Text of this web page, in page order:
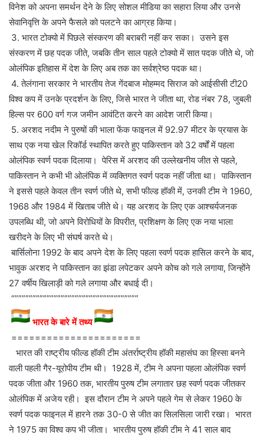
विनेश को अपना समर्थन देने के लिए सोशल मीडिया का सहारा लिया और उनसे
सेवानिवृत्ति के अपने फैसले को पलटने का आग्रह किया।
3. भारत टोक्यो में पिछले संस्करण की बराबरी नहीं कर सका। उसने इस
संस्करण में छह पदक जीते, जबकि तीन साल पहले टोक्यो में सात पदक जीते थे, जो
ओलंपिक इतिहास में देश के लिए अब तक का सर्वश्रेष्ठ पदक था।
4. तेलंगाना सरकार ने भारतीय तेज गेंदबाज मोहम्मद सिराज को आईसीसी टी20
विश्व कप में उनके प्रदर्शन के लिए, जिसे भारत ने जीता था, रोड नंबर 78, जुबली
हिल्स पर 600 वर्ग गज जमीन आवंटित करने का आदेश जारी किया।
5. अरशद नदीम ने पुरुषों की भाला फेंक फाइनल में 92.97 मीटर के प्रयास के
साथ एक नया खेल रिकॉर्ड स्थापित करते हुए पाकिस्तान को 32 वर्षों में पहला
ओलंपिक स्वर्ण पदक दिलाया। पेरिस में अरशद की उल्लेखनीय जीत से पहले,
पाकिस्तान ने कभी भी ओलंपिक में व्यक्तिगत स्वर्ण पदक नहीं जीता था। पाकिस्तान
ने इससे पहले केवल तीन स्वर्ण जीते थे, सभी फील्ड हॉकी में, उनकी टीम ने 1960,
1968 और 1984 में खिताब जीते थे। यह अरशद के लिए एक आश्चर्यजनक
उपलब्धि थी, जो अपने विरोधियों के विपरीत, प्रशिक्षण के लिए एक नया भाला
खरीदने के लिए भी संघर्ष करते थे।
बार्सिलोना 1992 के बाद अपने देश के लिए पहला स्वर्ण पदक हासिल करने के बाद,
भावुक अरशद ने पाकिस्तान का झंडा लपेटकर अपने कोच को गले लगाया, जिन्होंने
27 वर्षीय खिलाड़ी को गले लगाया और बधाई दी।
“””””””””””””””””””””””””””””“””””””
भारत के बारे में तथ्य
======================
भारत की राष्ट्रीय फील्ड हॉकी टीम अंतर्राष्ट्रीय हॉकी महासंघ का हिस्सा बनने
वाली पहली गैर-यूरोपीय टीम थी। 1928 में, टीम ने अपना पहला ओलंपिक स्वर्ण
पदक जीता और 1960 तक, भारतीय पुरुष टीम लगातार छह स्वर्ण पदक जीतकर
ओलंपिक में अजेय रही। इस दौरान टीम ने अपने पहले गेम से लेकर 1960 के
स्वर्ण पदक फाइनल में हारने तक 30-0 से जीत का सिलसिला जारी रखा। भारत
ने 1975 का विश्व कप भी जीता। भारतीय पुरुष हॉकी टीम ने 41 साल बाद